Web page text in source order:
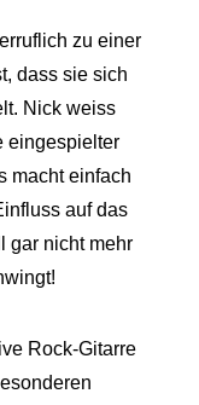
zu einer
dass sie sich
Nick weiss
eingespielter
macht einfach
auf das
gar nicht mehr
Rock-Gitarre